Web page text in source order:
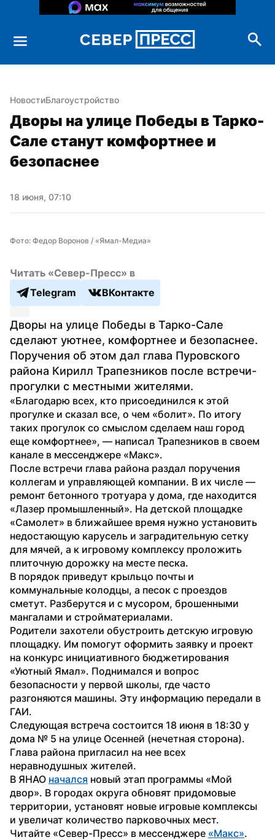
НовостиБлагоустройство
Дворы на улице Победы в Тарко-
Сале станут комфортнее и
безопаснее
18 июня, 07:10
Фото: Федор Воронов / «Ямал-Медиа»
Читать «Север-Пресс» в
Telegram
ВКонтакте
Дворы на улице Победы в Тарко-Сале
сделают уютнее, комфортнее и безопаснее.
Поручения об этом дал глава Пуровского
района Кирилл Трапезников после встречи-
прогулки с местными жителями.
«Благодарю всех, кто присоединился к этой
прогулке и сказал все, о чем «болит». По итогу
таких прогулок со смыслом сделаем наш город
еще комфортнее», — написал Трапезников в своем
канале в мессенджере «Макс».
После встречи глава района раздал поручения
коллегам и управляющей компании. В их числе —
ремонт бетонного тротуара у дома, где находится
«Лазер промышленный». На детской площадке
«Самолет» в ближайшее время нужно установить
недостающую карусель и заградительную сетку
для мячей, а к игровому комплексу проложить
плиточную дорожку на месте песка.
В порядок приведут крыльцо почты и
коммунальные колодцы, а песок с проездов
сметут. Разберутся и с мусором, брошенными
мангалами и стройматериалами.
Родители захотели обустроить детскую игровую
площадку. Им помогут оформить заявку и проект
на конкурс инициативного бюджетирования
«Уютный Ямал». Поднимался и вопрос
безопасности у первой школы, где часто
разгоняются машины. Эту информацию передали в
ГАИ.
Следующая встреча состоится 18 июня в 18:30 у
дома № 5 на улице Осенней (нечетная сторона).
Глава района пригласил на нее всех
неравнодушных жителей.
В ЯНАО начался новый этап программы «Мой
двор». В городах округа обновят придомовые
территории, установят новые игровые комплексы
и увеличат количество парковочных мест.
Читайте «Север-Пресс» в мессенджере «Макс».